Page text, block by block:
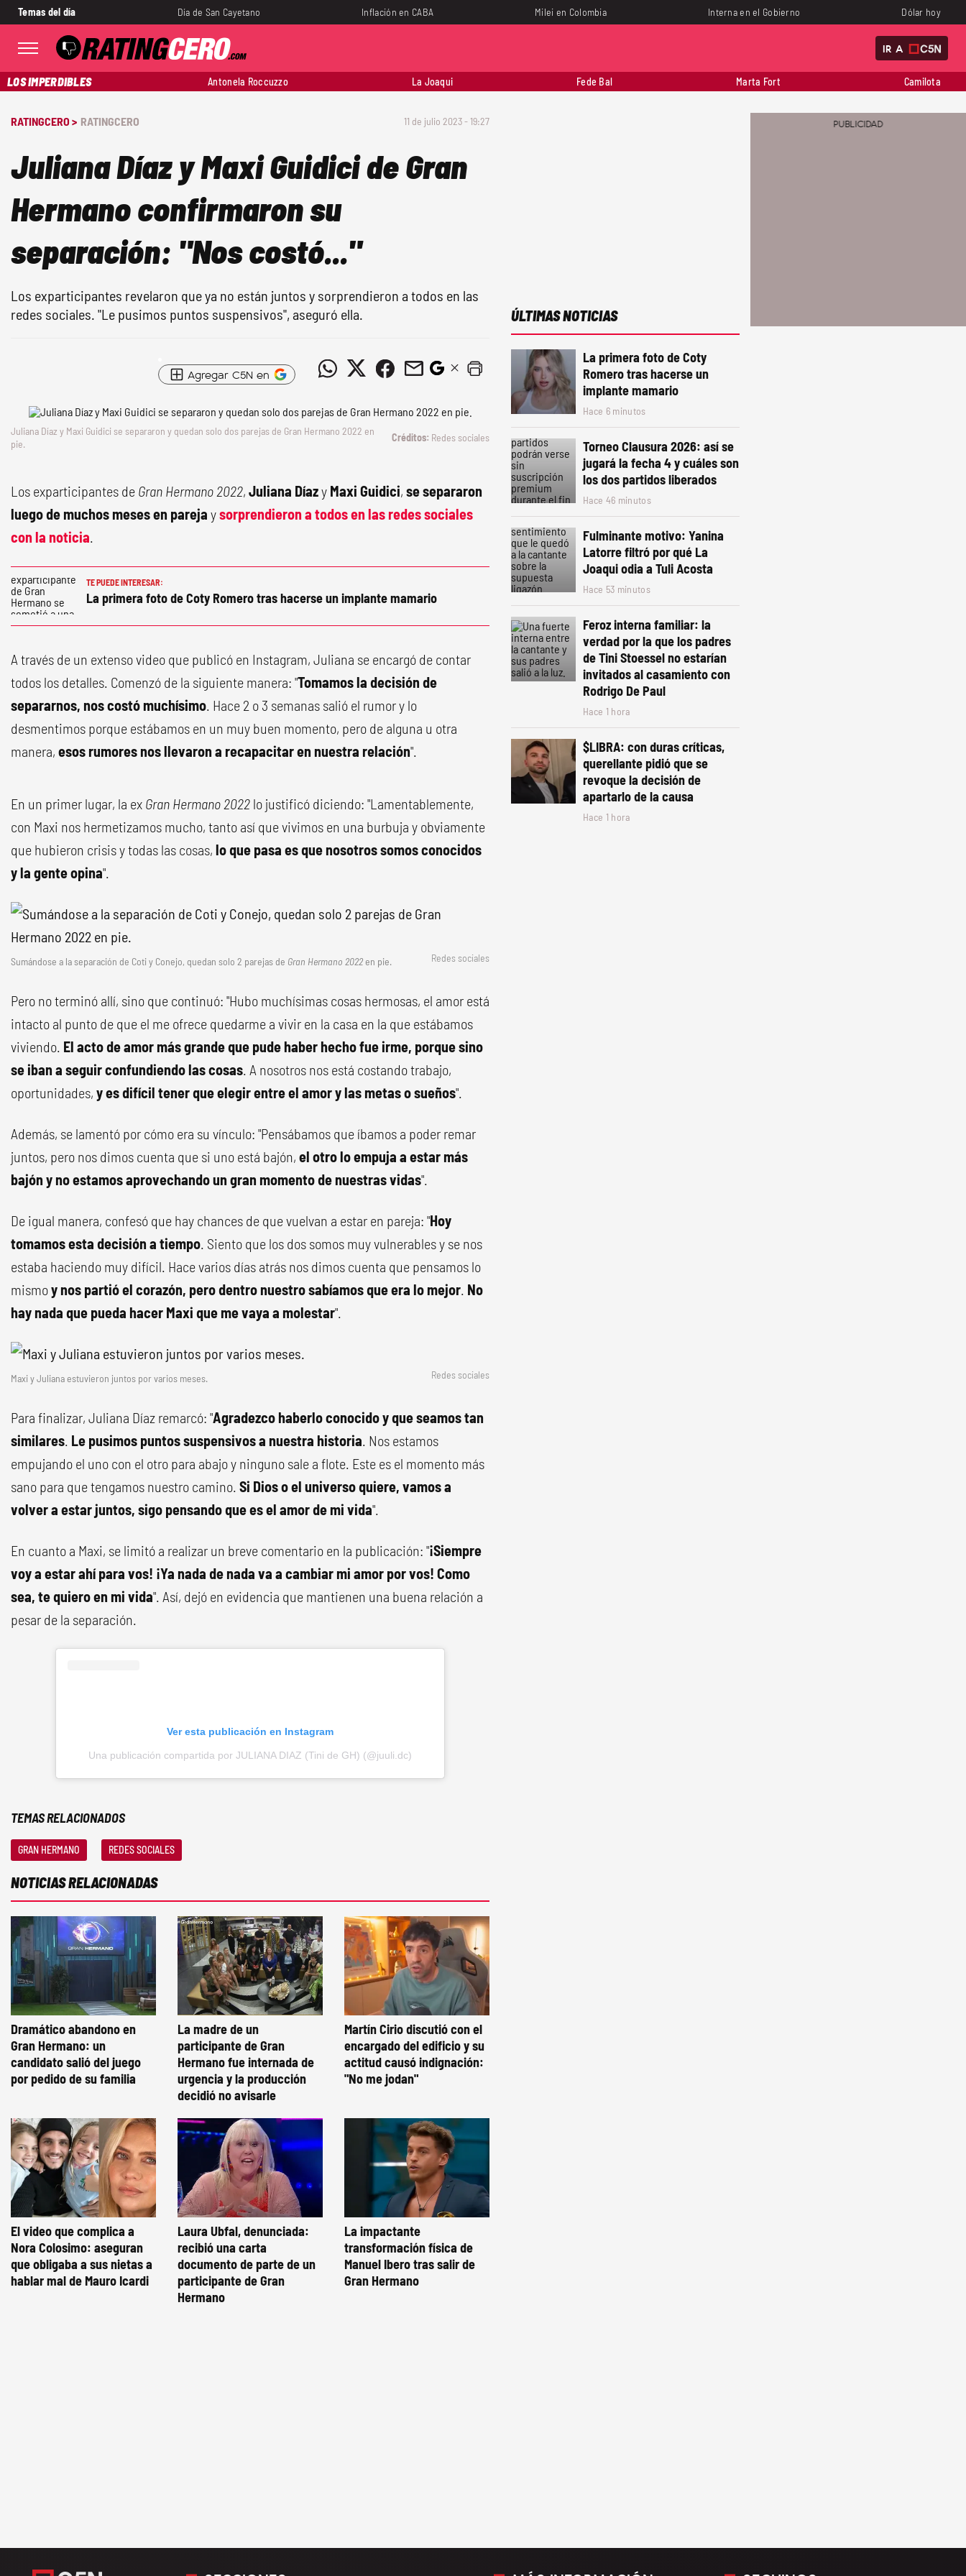
Temas del día Día de San Cayetano Inflación en CABA Milei en Colombia Interna en el Gobierno Dólar hoy
IR A
LOS IMPERDIBLES Antonela Roccuzzo La Joaqui Fede Bal Marta Fort Camilota
RATINGCERO > RATINGCERO 11 de julio 2023 - 19:27
Juliana Díaz y Maxi Guidici de Gran
Hermano confirmaron su
separación: "Nos costó..."
Los exparticipantes revelaron que ya no están juntos y sorprendieron a todos en las
redes sociales. "Le pusimos puntos suspensivos", aseguró ella.
Agregar C5N en
Juliana Díaz y Maxi Guidici se separaron y quedan solo dos parejas de Gran Hermano 2022 en
pie.
Redes sociales
Los exparticipantes de Gran Hermano 2022, Juliana Díazy Maxi Guidici, se separaron
luego de muchos meses en pareja ysorprendieron a todos en las redes sociales
con la noticia.
TE PUEDE INTERESAR:
La primera foto de Coty Romero tras hacerse un implante mamario
A través de un extenso video que publicó en Instagram, Juliana se encargó de contar
todos los detalles. Comenzó de la siguiente manera: "Tomamos la decisión de
separarnos, nos costó muchísimo. Hace 2 o 3 semanas salió el rumor y lo
desmentimos porque estábamos en un muy buen momento, pero de alguna u otra
manera, esos rumores nos llevaron a recapacitar en nuestra relación".
En un primer lugar, la ex Gran Hermano 2022 lo justificó diciendo: "Lamentablemente,
con Maxi nos hermetizamos mucho, tanto así que vivimos en una burbuja y obviamente
que hubieron crisis y todas las cosas, lo que pasa es que nosotros somos conocidos
y la gente opina".
Sumándose a la separación de Coti y Conejo, quedan solo 2 parejas de Gran Hermano 2022 en pie. Redes sociales
Pero no terminó allí, sino que continuó: "Hubo muchísimas cosas hermosas, el amor está
intacto al punto de que el me ofrece quedarme a vivir en la casa en la que estábamos
viviendo. El acto de amor más grande que pude haber hecho fue irme, porque sino
se iban a seguir confundiendo las cosas. A nosotros nos está costando trabajo,
oportunidades, y es difícil tener que elegir entre el amor y las metas o sueños".
Además, se lamentó por cómo era su vínculo: "Pensábamos que íbamos a poder remar
juntos, pero nos dimos cuenta que si uno está bajón, el otro lo empuja a estar más
bajón y no estamos aprovechando un gran momento de nuestras vidas".
De igual manera, confesó que hay chances de que vuelvan a estar en pareja: "Hoy
tomamos esta decisión a tiempo. Siento que los dos somos muy vulnerables y se nos
estaba haciendo muy difícil. Hace varios días atrás nos dimos cuenta que pensamos lo
mismoy nos partió el corazón, pero dentro nuestro sabíamos que era lo mejor. No
hay nada que pueda hacer Maxi que me vaya a molestar".
Maxi y Juliana estuvieron juntos por varios meses. Redes sociales
Para finalizar, Juliana Díaz remarcó: "Agradezco haberlo conocido y que seamos tan
similares. Le pusimos puntos suspensivos a nuestra historia. Nos estamos
empujando el uno con el otro para abajo y ninguno sale a flote. Este es el momento más
sano para que tengamos nuestro camino. Si Dios o el universo quiere, vamos a
volver a estar juntos, sigo pensando que es el amor de mi vida".
En cuanto a Maxi, se limitó a realizar un breve comentario en la publicación: "¡Siempre
voy a estar ahí para vos! ¡Ya nada de nada va a cambiar mi amor por vos! Como
sea, te quiero en mi vida". Así, dejó en evidencia que mantienen una buena relación a
pesar de la separación.
Ver esta publicación en Instagram
Una publicación compartida por JULIANA DIAZ (Tini de GH) (@juuli.dc)
TEMAS RELACIONADOS
GRAN HERMANO REDES SOCIALES
NOTICIAS RELACIONADAS
Dramático abandono en
Gran Hermano: un
candidato salió del juego
por pedido de su familia
La madre de un
participante de Gran
Hermano fue internada de
urgencia y la producción
decidió no avisarle
Martín Cirio discutió con el
encargado del edificio y su
actitud causó indignación:
"No me jodan"
El video que complica a
Nora Colosimo: aseguran
que obligaba a sus nietas a
hablar mal de Mauro Icardi
Laura Ubfal, denunciada:
recibió una carta
documento de parte de un
participante de Gran
Hermano
La impactante
transformación física de
Manuel Ibero tras salir de
Gran Hermano
ÚLTIMAS NOTICIAS
La primera foto de Coty
Romero tras hacerse un
implante mamario
Hace 6 minutos
Torneo Clausura 2026: así se
jugará la fecha 4 y cuáles son
los dos partidos liberados
Hace 46 minutos
Fulminante motivo: Yanina
Latorre filtró por qué La
Joaqui odia a Tuli Acosta
Hace 53 minutos
Feroz interna familiar: la
verdad por la que los padres
de Tini Stoessel no estarían
invitados al casamiento con
Rodrigo De Paul
Hace 1 hora
$LIBRA: con duras críticas,
querellante pidió que se
revoque la decisión de
apartarlo de la causa
Hace 1 hora